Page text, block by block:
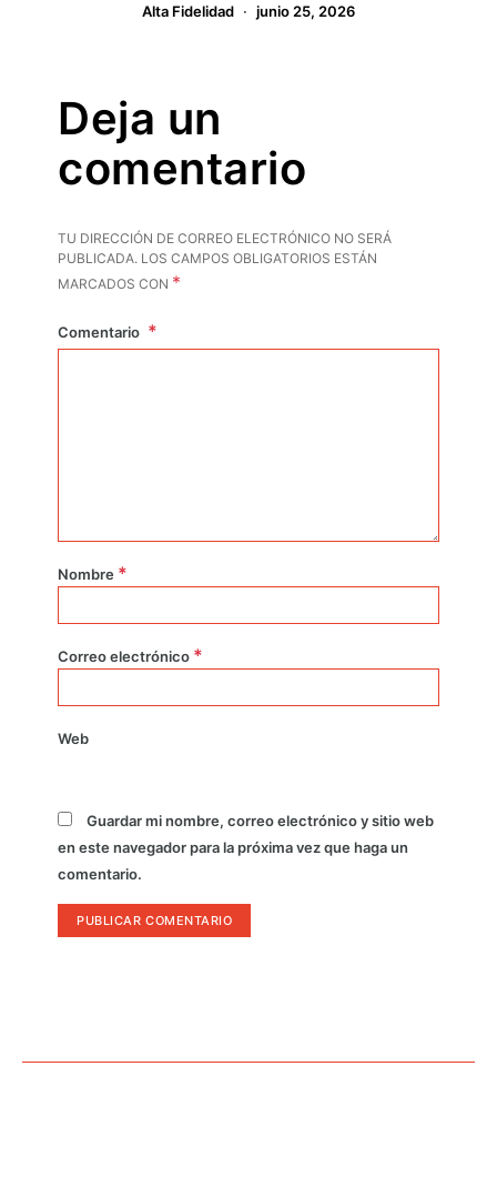
Alta Fidelidad junio 25, 2026
Deja un
comentario
TU DIRECCIÓN DE CORREO ELECTRÓNICO NO SERÁ
PUBLICADA. LOS CAMPOS OBLIGATORIOS ESTÁN
MARCADOS CON *
Comentario
Nombre *
Correo electrónico *
Web
Guardar mi nombre, correo electrónico y sitio web
en este navegador para la próxima vez que haga un
comentario.